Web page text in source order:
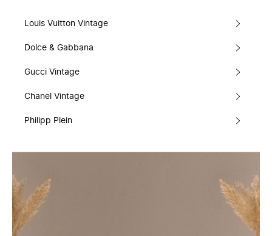
Louis Vuitton Vintage
Dolce & Gabbana
Gucci Vintage
Chanel Vintage
Philipp Plein